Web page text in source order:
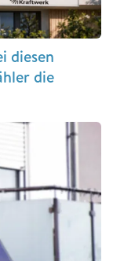
diesen
die